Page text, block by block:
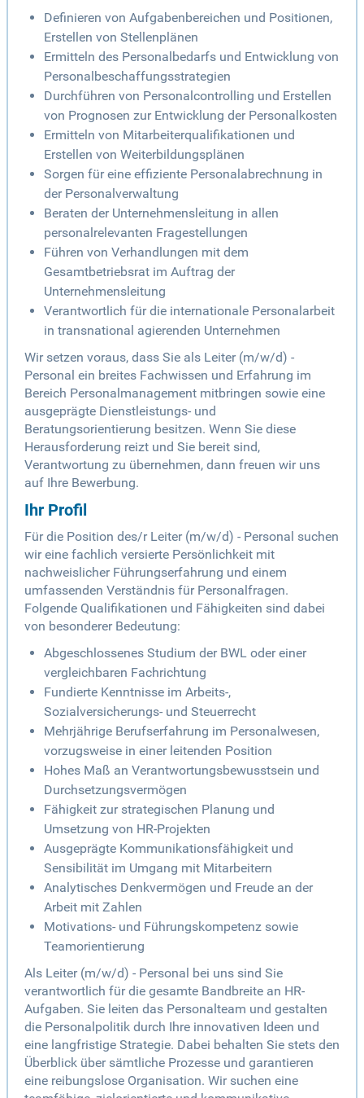
Definieren von Aufgabenbereichen und Positionen,
Erstellen von Stellenplänen
Ermitteln des Personalbedarfs und Entwicklung von
Personalbeschaffungsstrategien
Durchführen von Personalcontrolling und Erstellen
von Prognosen zur Entwicklung der Personalkosten
Ermitteln von Mitarbeiterqualifikationen und
Erstellen von Weiterbildungsplänen
Sorgen für eine effiziente Personalabrechnung in
der Personalverwaltung
Beraten der Unternehmensleitung in allen
personalrelevanten Fragestellungen
Führen von Verhandlungen mit dem
Gesamtbetriebsrat im Auftrag der
Unternehmensleitung
Verantwortlich für die internationale Personalarbeit
in transnational agierenden Unternehmen
Wir setzen voraus, dass Sie als Leiter (m/w/d) -
Personal ein breites Fachwissen und Erfahrung im
Bereich Personalmanagement mitbringen sowie eine
ausgeprägte Dienstleistungs- und
Beratungsorientierung besitzen. Wenn Sie diese
Herausforderung reizt und Sie bereit sind,
Verantwortung zu übernehmen, dann freuen wir uns
auf Ihre Bewerbung.
Ihr Profil
Für die Position des/r Leiter (m/w/d) - Personal suchen
wir eine fachlich versierte Persönlichkeit mit
nachweislicher Führungserfahrung und einem
umfassenden Verständnis für Personalfragen.
Folgende Qualifikationen und Fähigkeiten sind dabei
von besonderer Bedeutung:
Abgeschlossenes Studium der BWL oder einer
vergleichbaren Fachrichtung
Fundierte Kenntnisse im Arbeits-,
Sozialversicherungs- und Steuerrecht
Mehrjährige Berufserfahrung im Personalwesen,
vorzugsweise in einer leitenden Position
Hohes Maß an Verantwortungsbewusstsein und
Durchsetzungsvermögen
Fähigkeit zur strategischen Planung und
Umsetzung von HR-Projekten
Ausgeprägte Kommunikationsfähigkeit und
Sensibilität im Umgang mit Mitarbeitern
Analytisches Denkvermögen und Freude an der
Arbeit mit Zahlen
Motivations- und Führungskompetenz sowie
Teamorientierung
Als Leiter (m/w/d) - Personal bei uns sind Sie
verantwortlich für die gesamte Bandbreite an HR-
Aufgaben. Sie leiten das Personalteam und gestalten
die Personalpolitik durch Ihre innovativen Ideen und
eine langfristige Strategie. Dabei behalten Sie stets den
Überblick über sämtliche Prozesse und garantieren
eine reibungslose Organisation. Wir suchen eine